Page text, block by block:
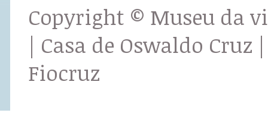
Copyright © Museu da
| Casa de Oswaldo Cruz |
Fiocruz